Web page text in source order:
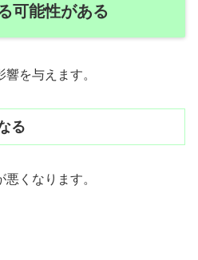
可能性がある
を与えます。
る
くなります。